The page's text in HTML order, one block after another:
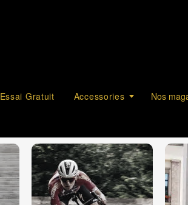
Essai Gratuit Accessories Nos